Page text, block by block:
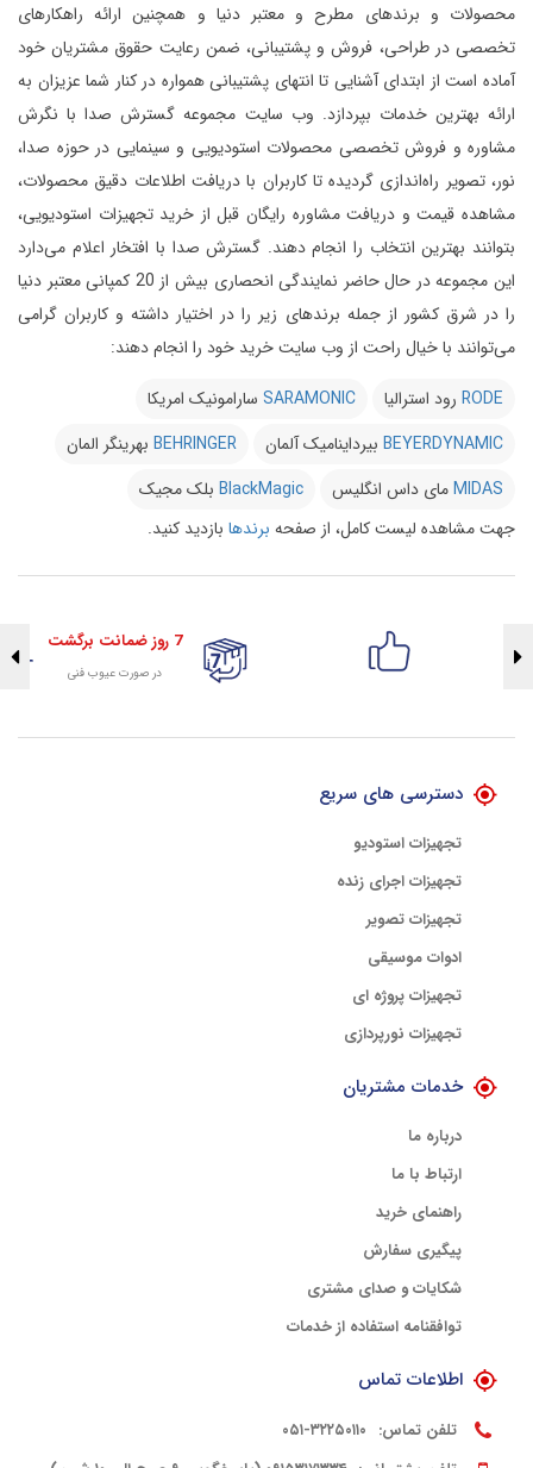
محصولات و برندهای مطرح و معتبر دنیا و همچنین ارائه راهکارهای
تخصصی در طراحی، فروش و پشتیبانی، ضمن رعایت حقوق مشتریان خود
آماده است از ابتدای آشنایی تا انتهای پشتیبانی همواره در کنار شما عزیزان به
ارائه بهترین خدمات بپردازد. وب سایت مجموعه گسترش صدا با نگرش
مشاوره و فروش تخصصی محصولات استودیویی و سینمایی در حوزه صدا،
نور، تصویر راه‌اندازی گردیده تا کاربران با دریافت اطلاعات دقیق محصولات،
مشاهده قیمت و دریافت مشاوره رایگان قبل از خرید تجهیزات استودیویی،
بتوانند بهترین انتخاب را انجام دهند. گسترش صدا با افتخار اعلام می‌دارد
این مجموعه در حال حاضر نمایندگی انحصاری بیش از 20 کمپانی معتبر دنیا
را در شرق کشور از جمله برندهای زیر را در اختیار داشته و کاربران گرامی
می‌توانند با خیال راحت از وب سایت خرید خود را انجام دهند:
RODE رود استرالیا SARAMONIC سارامونیک امریکا
BEYERDYNAMIC بیرداینامیک آلمان BEHRINGER بهرینگر المان
MIDASمای داس انگلیس BlackMagic بلک مجیک
جهت مشاهده لیست کامل، از صفحه برندها بازدید کنید.
7 روز ضمانت برگشت
در صورت عیوب فنی
دسترسی های سریع
تجهیزات استودیو
تجهیزات اجرای زنده
تجهیزات تصویر
ادوات موسیقی
تجهیزات پروژه ای
تجهیزات نورپردازی
خدمات مشتریان
درباره ما
ارتباط با ما
راهنمای خرید
پیگیری سفارش
شکایات و صدای مشتری
توافقنامه استفاده از خدمات
اطلاعات تماس
تلفن تماس: ۳۲۲۵۰۱۱۰-۰۵۱